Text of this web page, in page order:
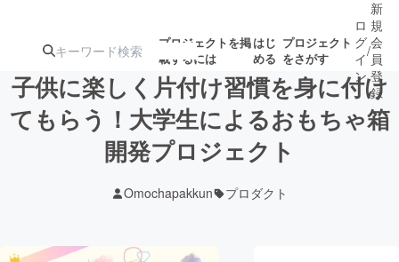
プロジェクトを掲
載するには
はじ
める
プロジェクト
をさがす
注目のリ 注目の新着プロ募集終了が近いプ
ロ
グ
イ
ン
/
新
規
会
員
登
録
子供に楽しく片付け習慣を身に付け
てもらう！大学生によるおもちゃ箱
開発プロジェクト
Omochapakkun プロダクト